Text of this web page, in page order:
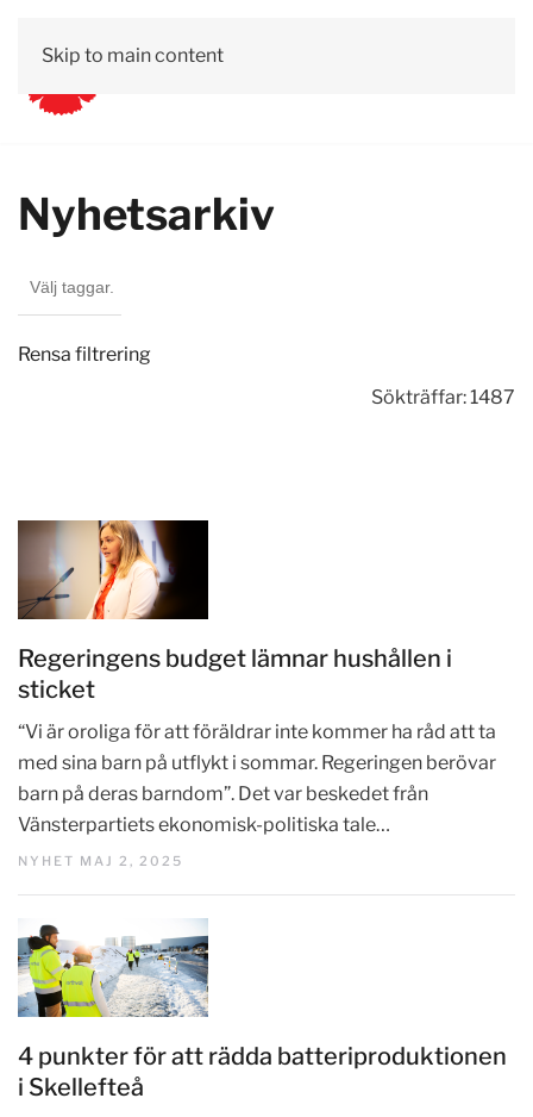
Skip to main content
Nyhetsarkiv
Rensa filtrering
Sökträffar: 1487
Regeringens budget lämnar hushållen i
sticket
“Vi är oroliga för att föräldrar inte kommer ha råd att ta
med sina barn på utflykt i sommar. Regeringen berövar
barn på deras barndom”. Det var beskedet från
Vänsterpartiets ekonomisk-politiska tale…
NYHET MAJ 2, 2025
4 punkter för att rädda batteriproduktionen
i Skellefteå